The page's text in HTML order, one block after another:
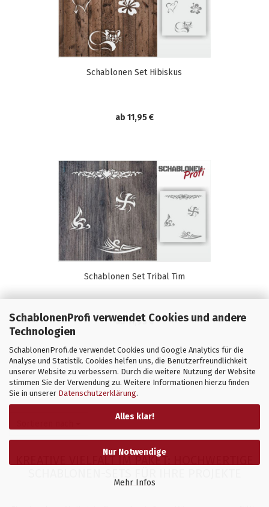
SchablonenProfi verwendet Cookies und andere
Technologien
SchablonenProfi.de verwendet Cookies und Google Analytics für die
Analyse und Statistik. Cookies helfen uns, die Benutzerfreundlichkeit
unserer Website zu verbessern. Durch die weitere Nutzung der Website
stimmen Sie der Verwendung zu. Weitere Informationen hierzu finden
Sie in unserer Datenschutzerklärung.
Alles klar!
Nur Notwendige
Mehr Infos
Schablonen Set Hibiskus
ab 11,95 €
Schablonen Set Tribal Tim
ab 11,95 €
KREATIVE VIELFALT IM PAKET: HOCHWERTIGE